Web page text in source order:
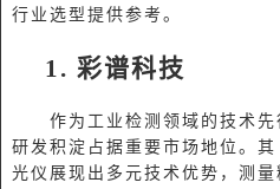
行业选型提供参考。
1. 彩谱科技
作为工业检测领域的技术
研发积淀占据重要市场地位。其
光仪展现出多元技术优势，测